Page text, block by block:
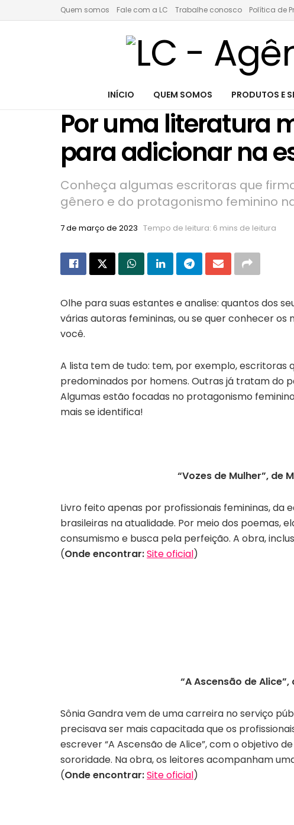
Quem somos Fale com a LC Trabalhe conosco Política de
INÍCIO QUEM SOMOS PRODUTOS E
Por uma literatura
para adicionar na
Conheça algumas escritoras que
gênero e do protagonismo feminino
7 de março de 2023 Tempo de leitura: 6 mins de leitura
Olhe para suas estantes e analise: quantos dos
várias autoras femininas, ou se quer conhecer
você.
A lista tem de tudo: tem, por exemplo,
predominados por homens. Outras já tratam do
Algumas estão focadas no protagonismo
mais se identifica!
“Vozes de Mulher”, de
Livro feito apenas por profissionais femininas, da
brasileiras na atualidade. Por meio dos poemas,
consumismo e busca pela perfeição. A obra,
(Onde encontrar:Site oficial)
“A Ascensão de
Sônia Gandra vem de uma carreira no serviço
precisava ser mais capacitada que os
escrever “A Ascensão de Alice”, com o objetivo
sororidade. Na obra, os leitores acompanham
(Onde encontrar:Site oficial)